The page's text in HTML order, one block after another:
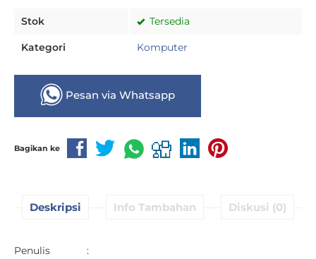
Stok Tersedia
Kategori Komputer
Pesan via Whatsapp
Bagikan ke
Deskripsi Info Tambahan Diskusi (0)
Penulis :